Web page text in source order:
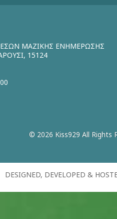
ΜΑΖΙΚΗΣ ΕΝΗΜΕΡΩΣΗΣ
15124
© 2026 Kiss929 All Rights
DESIGNED, DEVELOPED &